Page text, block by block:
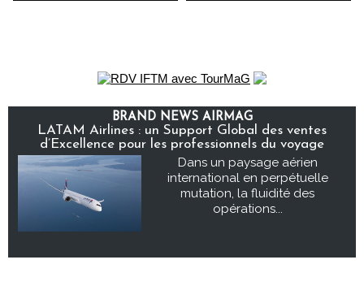
BRAND NEWS AIRMAG
LATAM Airlines : un Support Global des ventes
d’Excellence pour les professionnels du voyage
Dans un paysage aérien
international en perpétuelle
mutation, la fluidité des
opérations...